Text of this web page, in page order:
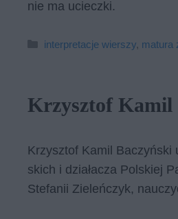
nie ma ucieczki.
Kategorie
interpretacje wierszy, matura
Krzysztof Kamil
Krzysz­tof Ka­mil Ba­czyń­ski
skich i dzia­ła­cza Pol­skiej
Ste­fa­nii Zie­leń­czyk,